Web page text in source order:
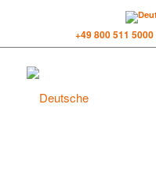
+49 800 511 5000